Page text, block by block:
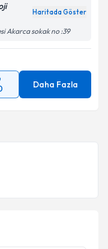
Haritada Göster
Akarca sokak no :39
Daha Fazla